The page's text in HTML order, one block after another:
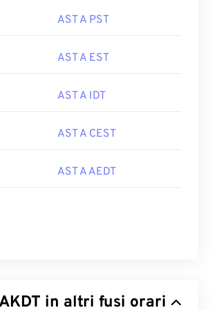
AST A PST
AST A EST
AST A IDT
AST A CEST
AST A AEDT
in altri fusi orari